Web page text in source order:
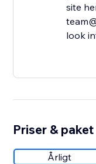
site
look
Priser & paket
Årligt